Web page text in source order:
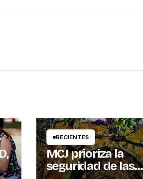
RECIENTES
MCJ prioriza la
seguridad de las